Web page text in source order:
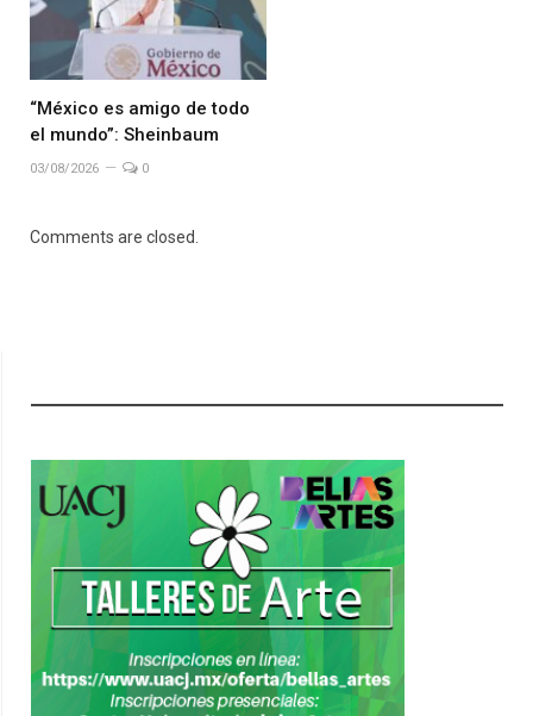
“México es amigo de todo
el mundo”: Sheinbaum
03/08/2026 0
Comments are closed.